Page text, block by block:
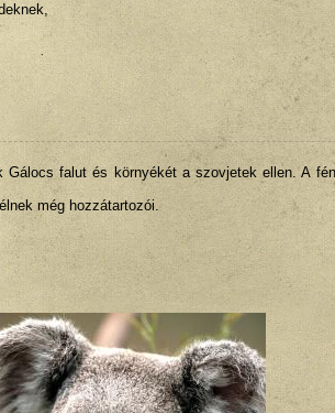
falut és környékét a szovjetek ellen. A
még hozzátartozói.